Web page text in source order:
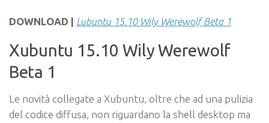
DOWNLOAD | Lubuntu 15.10 Wily Werewolf Beta 1
Xubuntu 15.10 Wily Werewolf
Beta 1
Le novità collegate a Xubuntu, oltre che ad una pulizia
del codice diffusa, non riguardano la shell desktop ma